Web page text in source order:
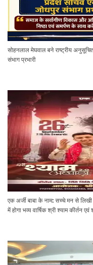
सोहनलाल मेघवाल बने परिषद के प्रदेश